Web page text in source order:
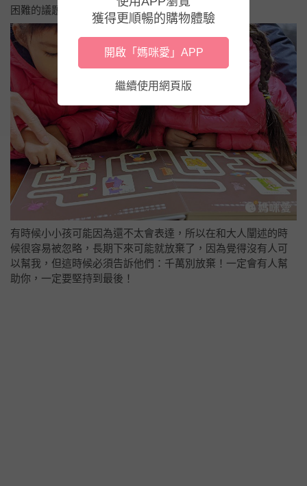
困難的議題融合為一！
有時候小小孩可能因為還不太會表達，所以在和大人闡述的時
候很容易被忽略，長期下來可能就放棄了，因為覺得沒有人可
以幫我，但這時候必須告訴他們：千萬別放棄！一定會有人幫
助你，一定要堅持到最後！
獲得更順暢的購物體驗
開啟「媽咪愛」APP
繼續使用網頁版